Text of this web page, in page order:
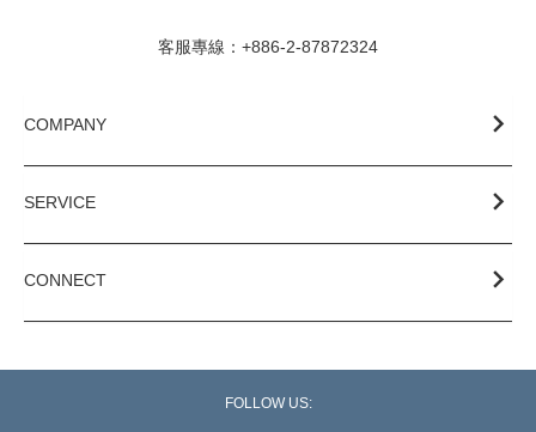
客服專線：+886-2-87872324
COMPANY
SERVICE
CONNECT
FOLLOW US: